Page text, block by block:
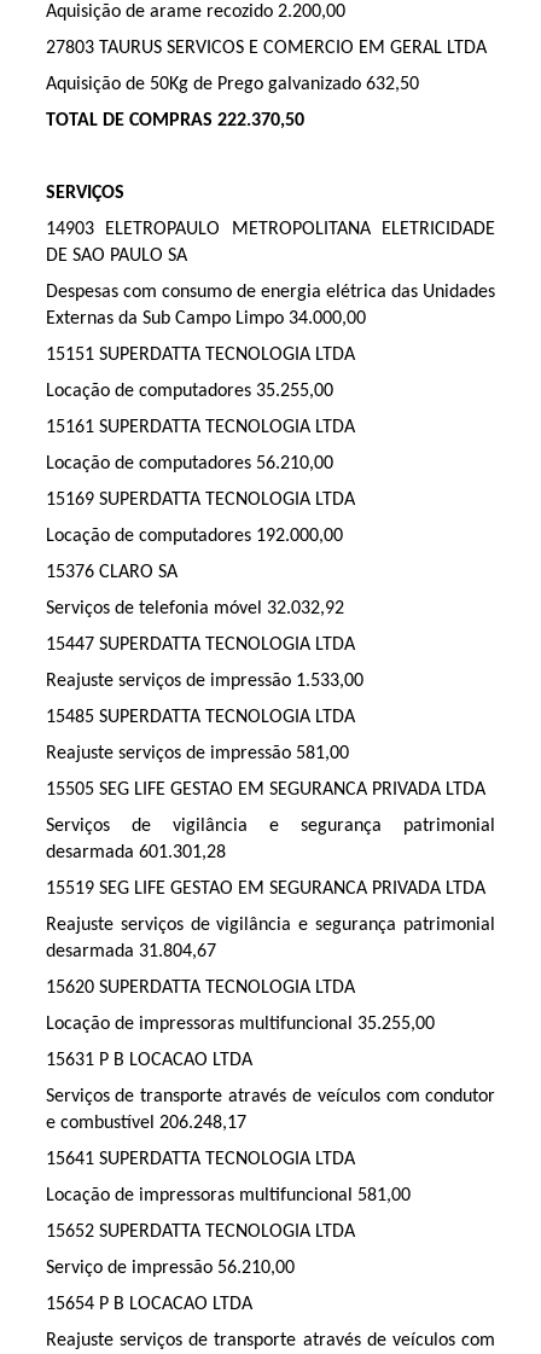
Aquisição de arame recozido 2.200,00
27803 TAURUS SERVICOS E COMERCIO EM GERAL LTDA
Aquisição de 50Kg de Prego galvanizado 632,50
TOTAL DE COMPRAS 222.370,50
SERVIÇOS
14903 ELETROPAULO METROPOLITANA ELETRICIDADE
DE SAO PAULO SA
Despesas com consumo de energia elétrica das Unidades
Externas da Sub Campo Limpo 34.000,00
15151 SUPERDATTA TECNOLOGIA LTDA
Locação de computadores 35.255,00
15161 SUPERDATTA TECNOLOGIA LTDA
Locação de computadores 56.210,00
15169 SUPERDATTA TECNOLOGIA LTDA
Locação de computadores 192.000,00
15376 CLARO SA
Serviços de telefonia móvel 32.032,92
15447 SUPERDATTA TECNOLOGIA LTDA
Reajuste serviços de impressão 1.533,00
15485 SUPERDATTA TECNOLOGIA LTDA
Reajuste serviços de impressão 581,00
15505 SEG LIFE GESTAO EM SEGURANCA PRIVADA LTDA
Serviços de vigilância e segurança patrimonial
desarmada 601.301,28
15519 SEG LIFE GESTAO EM SEGURANCA PRIVADA LTDA
Reajuste serviços de vigilância e segurança patrimonial
desarmada 31.804,67
15620 SUPERDATTA TECNOLOGIA LTDA
Locação de impressoras multifuncional 35.255,00
15631 P B LOCACAO LTDA
Serviços de transporte através de veículos com condutor
e combustível 206.248,17
15641 SUPERDATTA TECNOLOGIA LTDA
Locação de impressoras multifuncional 581,00
15652 SUPERDATTA TECNOLOGIA LTDA
Serviço de impressão 56.210,00
15654 P B LOCACAO LTDA
Reajuste serviços de transporte através de veículos com